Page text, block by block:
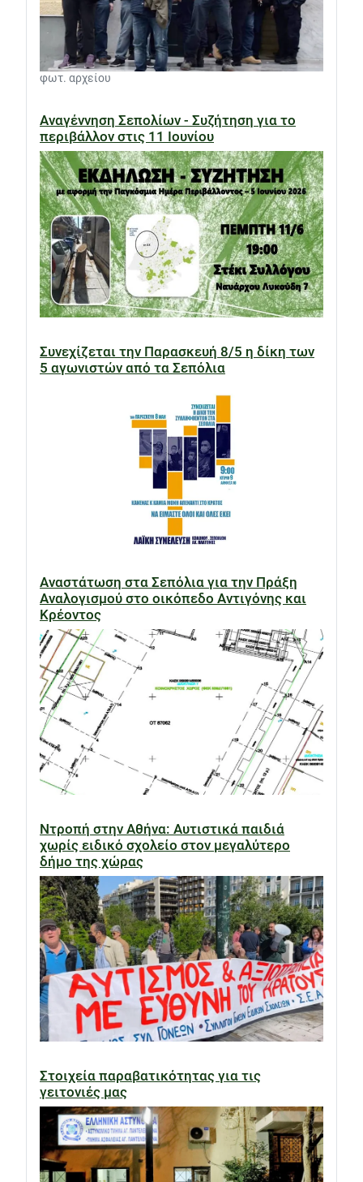
φωτ. αρχείου
Αναγέννηση Σεπολίων - Συζήτηση για το
περιβάλλον στις 11 Ιουνίου
Συνεχίζεται την Παρασκευή 8/5 η δίκη των
5 αγωνιστών από τα Σεπόλια
Αναστάτωση στα Σεπόλια για την Πράξη
Αναλογισμού στο οικόπεδο Αντιγόνης και
Κρέοντος
Ντροπή στην Αθήνα: Αυτιστικά παιδιά
χωρίς ειδικό σχολείο στον μεγαλύτερο
δήμο της χώρας
Στοιχεία παραβατικότητας για τις
γειτονιές μας